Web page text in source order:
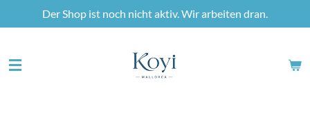
Hauptinhalt
Der Shop ist noch nicht aktiv. Wir arbeiten dran.